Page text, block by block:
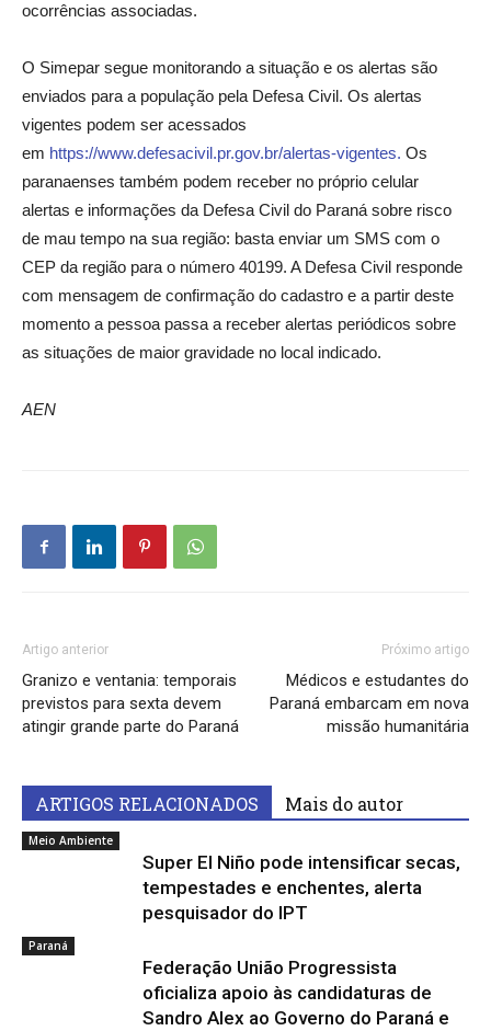
ocorrências associadas.
O Simepar segue monitorando a situação e os alertas são
enviados para a população pela Defesa Civil. Os alertas
vigentes podem ser acessados
em https://www.defesacivil.pr.gov.br/alertas-vigentes. Os
paranaenses também podem receber no próprio celular
alertas e informações da Defesa Civil do Paraná sobre risco
de mau tempo na sua região: basta enviar um SMS com o
CEP da região para o número 40199. A Defesa Civil responde
com mensagem de confirmação do cadastro e a partir deste
momento a pessoa passa a receber alertas periódicos sobre
as situações de maior gravidade no local indicado.
AEN
Artigo anterior
Granizo e ventania: temporais
previstos para sexta devem
atingir grande parte do Paraná
Próximo artigo
Médicos e estudantes do
Paraná embarcam em nova
missão humanitária
ARTIGOS RELACIONADOS Mais do autor
Meio Ambiente
Super El Niño pode intensificar secas,
tempestades e enchentes, alerta
pesquisador do IPT
Paraná
Federação União Progressista
oficializa apoio às candidaturas de
Sandro Alex ao Governo do Paraná e